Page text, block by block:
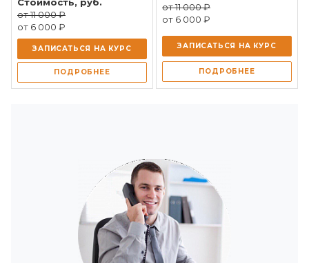
от 11 000 ₽
от 6 000 ₽
ЗАПИСАТЬСЯ НА КУРС
ПОДРОБНЕЕ
от 11 000 ₽
от 6 000 ₽
ЗАПИСАТЬСЯ НА КУРС
ПОДРОБНЕЕ